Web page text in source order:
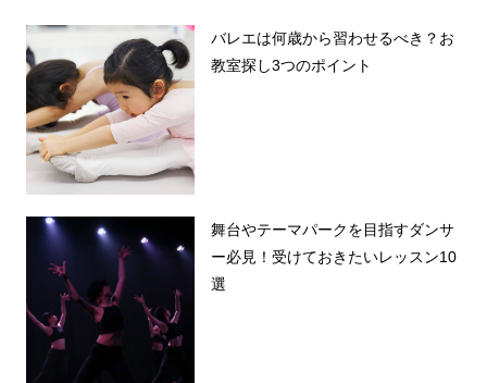
バレエは何歳から習わせるべき？お
教室探し3つのポイント
舞台やテーマパークを目指すダンサ
ー必見！受けておきたいレッスン10
選